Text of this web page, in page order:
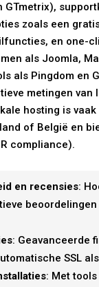
GTmetrix),
zoals een
en one-
als Joomla,
als Pingdom en
metingen van
hosting is
of België en
compliance).
en recensies:
: Geavanceerde
SSL
: Met